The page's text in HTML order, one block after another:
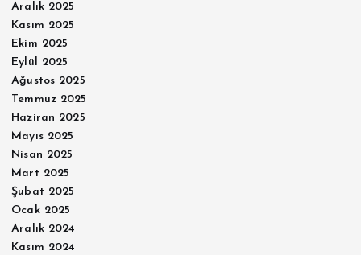
Aralık 2025
Kasım 2025
Ekim 2025
Eylül 2025
Ağustos 2025
Temmuz 2025
Haziran 2025
Mayıs 2025
Nisan 2025
Mart 2025
Şubat 2025
Ocak 2025
Aralık 2024
Kasım 2024